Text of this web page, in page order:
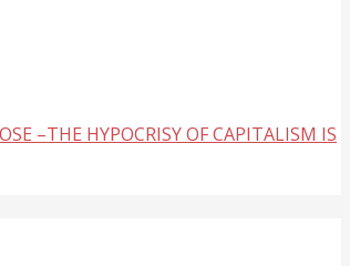
–THE HYPOCRISY OF CAPITALISM IS